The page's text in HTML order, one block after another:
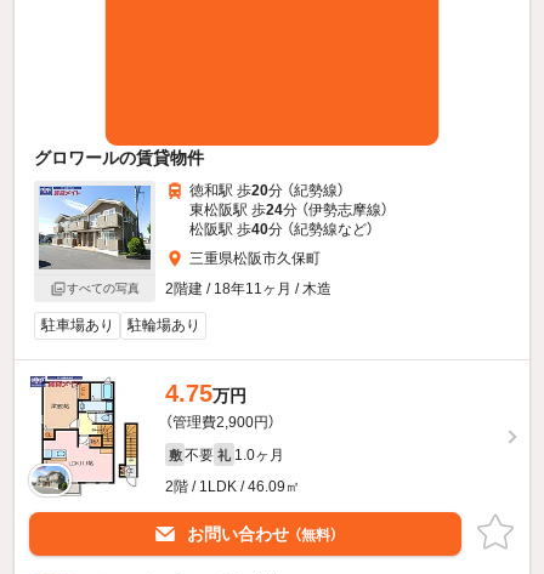
グロワールの賃貸物件
すべての写真
徳和駅 歩20分 （紀勢線）
東松阪駅 歩24分 （伊勢志摩線）
松阪駅 歩40分 （紀勢線など）
三重県松阪市久保町
2階建 / 18年11ヶ月 / 木造
駐車場あり 駐輪場あり
4.75万円
（管理費2,900円）
敷 不要 礼 1.0ヶ月
2階 / 1LDK / 46.09㎡
お問い合わせ （無料）